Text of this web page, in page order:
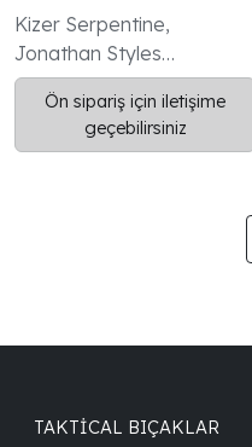
Elmax Çelik | Başparmak
Deliği & Ön Flipper Açılım |
Frame Lock Kilit Sistemi |
KizerB™
Kizer Serpentine,
Jonathan Styles
tarafından tasarlanan ve
premium malzemeleri
modern bir tasarım
Ön sipariş için iletişime
geçebilirsiniz
TAKTICAL BIÇAKLAR